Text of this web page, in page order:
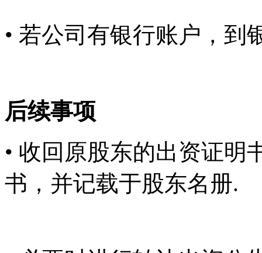
• 若公司有银行账户，到
后续事项
• 收回原股东的出资证明
书，并记载于股东名册.